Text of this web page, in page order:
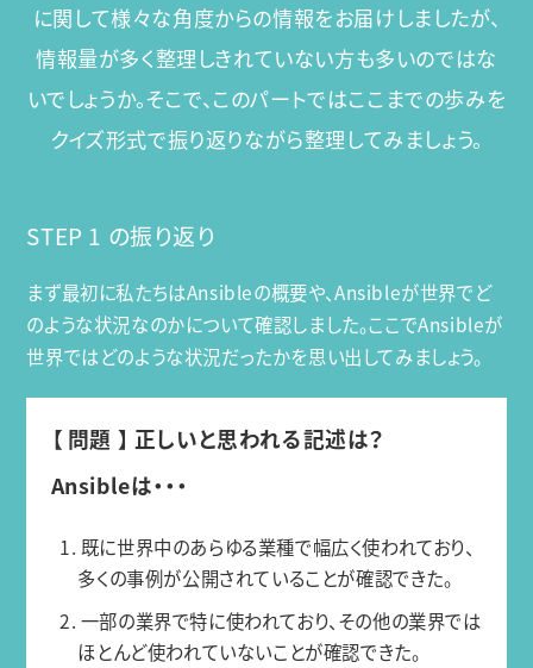
に関して様々な角度からの情報をお届けしましたが、
情報量が多く整理しきれていない方も多いのではな
いでしょうか。そこで、このパートではここまでの歩みを
クイズ形式で振り返りながら整理してみましょう。
STEP 1 の振り返り
まず最初に私たちはAnsibleの概要や、Ansibleが世界でど
のような状況なのかについて確認しました。ここでAnsibleが
世界ではどのような状況だったかを思い出してみましょう。
【 問題 】 正しいと思われる記述は？
Ansibleは・・・
1. 既に世界中のあらゆる業種で幅広く使われており、
多くの事例が公開されていることが確認できた。
2. 一部の業界で特に使われており、その他の業界では
ほとんど使われていないことが確認できた。